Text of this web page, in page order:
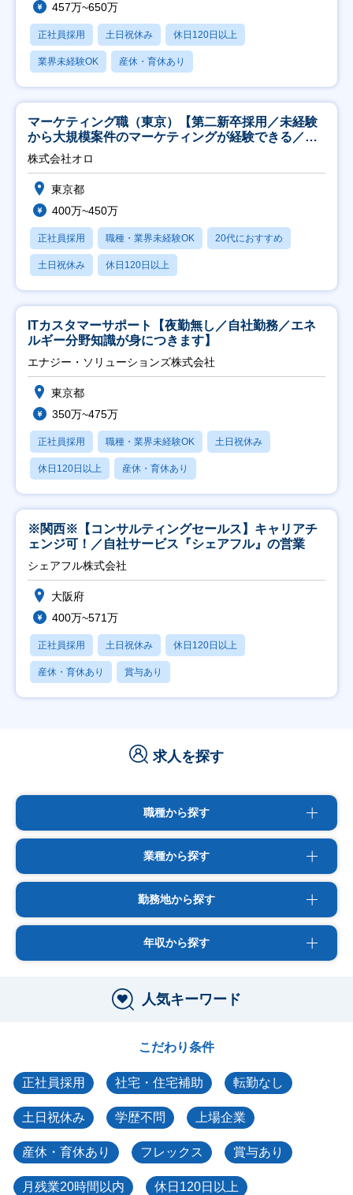
457万~650万
正社員採用 土日祝休み 休日120日以上
業界未経験OK 産休・育休あり
マーケティング職（東京）【第二新卒採用／未経験
から大規模案件のマーケティングが経験できる／研
修充実】
株式会社オロ
東京都
400万~450万
正社員採用 職種・業界未経験OK 20代におすすめ
土日祝休み 休日120日以上
ITカスタマーサポート【夜勤無し／自社勤務／エネ
ルギー分野知識が身につきます】
エナジー・ソリューションズ株式会社
東京都
350万~475万
正社員採用 職種・業界未経験OK 土日祝休み
休日120日以上 産休・育休あり
※関西※【コンサルティングセールス】キャリアチ
ェンジ可！／自社サービス『シェアフル』の営業
シェアフル株式会社
大阪府
400万~571万
正社員採用 土日祝休み 休日120日以上
産休・育休あり 賞与あり
求人を探す
職種から探す
業種から探す
勤務地から探す
年収から探す
人気キーワード
こだわり条件
正社員採用 社宅・住宅補助 転勤なし
土日祝休み 学歴不問 上場企業
産休・育休あり フレックス 賞与あり
月残業20時間以内 休日120日以上